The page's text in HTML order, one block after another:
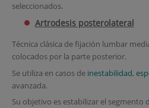
seleccionados.
Artrodesis posterolateral
Técnica clásica de fijación lumbar
colocados por la parte posterior.
Se utiliza en casos de inestabilidad,
avanzada.
Su objetivo es estabilizar el segmento